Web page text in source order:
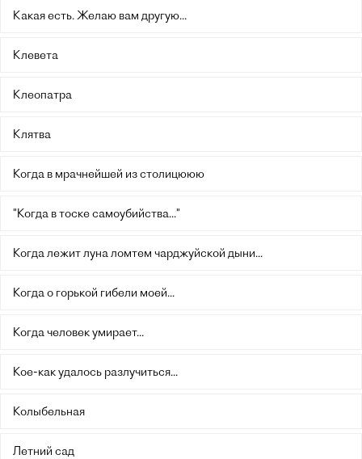
Какая есть. Желаю вам другую...
Клевета
Клеопатра
Клятва
Когда в мрачнейшей из столицююю
"Когда в тоске самоубийства..."
Когда лежит луна ломтем чарджуйской дыни...
Когда о горькой гибели моей...
Когда человек умирает...
Кое-как удалось разлучиться...
Колыбельная
Летний сад